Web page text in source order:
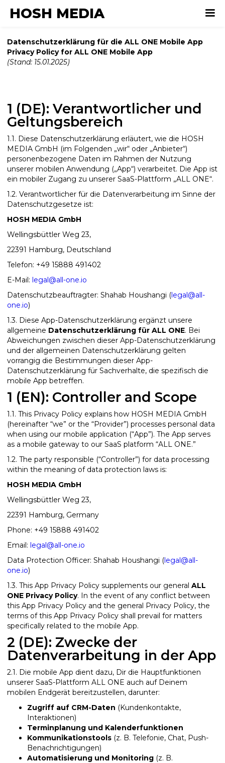
HOSH MEDIA
Datenschutzerklärung für die ALL ONE Mobile App
Privacy Policy for ALL ONE Mobile App
(Stand: 15.01.2025)
1 (DE): Verantwortlicher und
Geltungsbereich
1.1. Diese Datenschutzerklärung erläutert, wie die HOSH
MEDIA GmbH (im Folgenden „wir“ oder „Anbieter“)
personenbezogene Daten im Rahmen der Nutzung
unserer mobilen Anwendung („App“) verarbeitet. Die App ist
ein mobiler Zugang zu unserer SaaS-Plattform „ALL ONE“.
1.2. Verantwortlicher für die Datenverarbeitung im Sinne der
Datenschutzgesetze ist:
HOSH MEDIA GmbH
Wellingsbüttler Weg 23,
22391 Hamburg, Deutschland
Telefon: +49 15888 491402
E-Mail:legal@all-one.io
Datenschutzbeauftragter: Shahab Houshangi (legal@all-
one.io)
1.3. Diese App-Datenschutzerklärung ergänzt unsere
allgemeine Datenschutzerklärung für ALL ONE. Bei
Abweichungen zwischen dieser App-Datenschutzerklärung
und der allgemeinen Datenschutzerklärung gelten
vorrangig die Bestimmungen dieser App-
Datenschutzerklärung für Sachverhalte, die spezifisch die
mobile App betreffen.
1 (EN): Controller and Scope
1.1. This Privacy Policy explains how HOSH MEDIA GmbH
(hereinafter “we” or the “Provider”) processes personal data
when using our mobile application (“App”). The App serves
as a mobile gateway to our SaaS platform “ALL ONE.”
1.2. The party responsible (“Controller”) for data processing
within the meaning of data protection laws is:
HOSH MEDIA GmbH
Wellingsbüttler Weg 23,
22391 Hamburg, Germany
Phone: +49 15888 491402
Email:legal@all-one.io
Data Protection Officer: Shahab Houshangi (legal@all-
one.io)
1.3. This App Privacy Policy supplements our generalALL
ONE Privacy Policy. In the event of any conflict between
this App Privacy Policy and the general Privacy Policy, the
terms of this App Privacy Policy shall prevail for matters
specifically related to the mobile App.
2 (DE): Zwecke der
Datenverarbeitung in der App
2.1. Die mobile App dient dazu, Dir die Hauptfunktionen
unserer SaaS-Plattform ALL ONE auch auf Deinem
mobilen Endgerät bereitzustellen, darunter:
Zugriff auf CRM-Daten (Kundenkontakte,
Interaktionen)
Terminplanung und Kalenderfunktionen
Kommunikationstools (z. B. Telefonie, Chat, Push-
Benachrichtigungen)
Automatisierung und Monitoring (z. B.